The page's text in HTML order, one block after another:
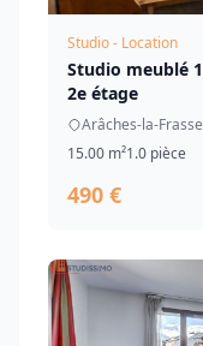
Studio - Location
Studio meublé
2e étage
Arâches-la-
15.00 m²1.0 pièce
490 €